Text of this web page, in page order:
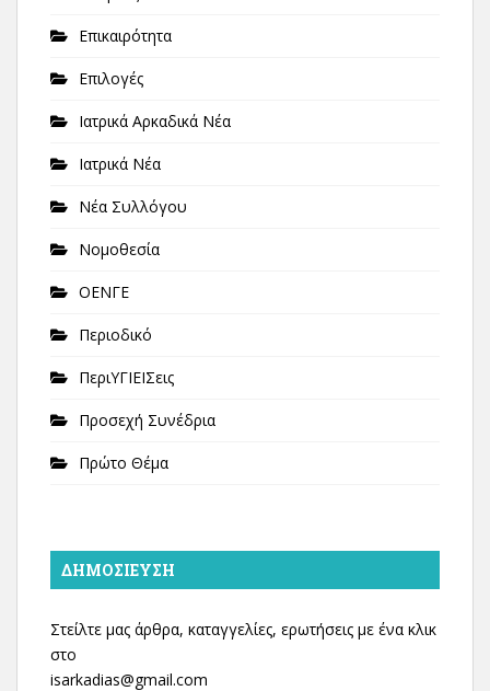
Επικαιρότητα
Επιλογές
Ιατρικά Αρκαδικά Νέα
Ιατρικά Νέα
Νέα Συλλόγου
Νομοθεσία
ΟΕΝΓΕ
Περιοδικό
ΠεριΥΓΙΕΙΣεις
Προσεχή Συνέδρια
Πρώτο Θέμα
ΔΗΜΟΣΊΕΥΣΗ
Στείλτε μας άρθρα, καταγγελίες, ερωτήσεις με ένα κλικ
στο
isarkadias@gmail.com